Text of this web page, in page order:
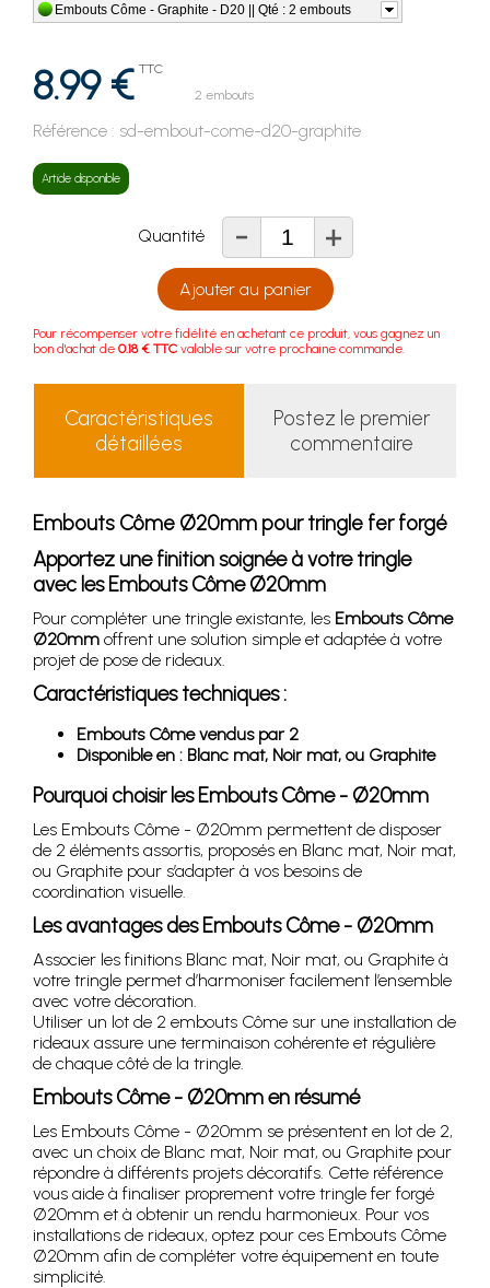
Embouts Côme - Graphite - D20 || Qté : 2 embouts
8.99 € TTC
2 embouts
Référence : sd-embout-come-d20-graphite
Article disponible
Quantité - +
Ajouter au panier
Pour récompenser votre fidélité en achetant ce produit, vous gagnez un
bon d'achat de 0.18 € TTC valable sur votre prochaine commande.
Caractéristiques
détaillées
Postez le premier
commentaire
Embouts Côme Ø20mm pour tringle fer forgé
Apportez une finition soignée à votre tringle
avec les Embouts Côme Ø20mm
Pour compléter une tringle existante, les Embouts Côme
Ø20mm offrent une solution simple et adaptée à votre
projet de pose de rideaux.
Caractéristiques techniques :
Embouts Côme vendus par 2
Disponible en : Blanc mat, Noir mat, ou Graphite
Pourquoi choisir les Embouts Côme - Ø20mm
Les Embouts Côme - Ø20mm permettent de disposer
de 2 éléments assortis, proposés en Blanc mat, Noir mat,
ou Graphite pour s’adapter à vos besoins de
coordination visuelle.
Les avantages des Embouts Côme - Ø20mm
Associer les finitions Blanc mat, Noir mat, ou Graphite à
votre tringle permet d’harmoniser facilement l’ensemble
avec votre décoration.
Utiliser un lot de 2 embouts Côme sur une installation de
rideaux assure une terminaison cohérente et régulière
de chaque côté de la tringle.
Embouts Côme - Ø20mm en résumé
Les Embouts Côme - Ø20mm se présentent en lot de 2,
avec un choix de Blanc mat, Noir mat, ou Graphite pour
répondre à différents projets décoratifs. Cette référence
vous aide à finaliser proprement votre tringle fer forgé
Ø20mm et à obtenir un rendu harmonieux. Pour vos
installations de rideaux, optez pour ces Embouts Côme
Ø20mm afin de compléter votre équipement en toute
simplicité.